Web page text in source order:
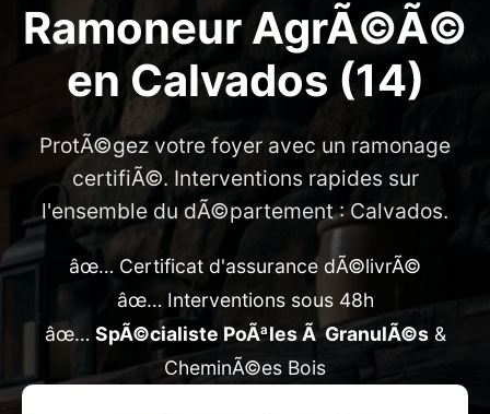
Ramoneur AgrÃ©Ã©
en Calvados (14)
ProtÃ©gez votre foyer avec un ramonage
certifiÃ©. Interventions rapides sur
l'ensemble du dÃ©partement : Calvados.
âœ… Certificat d'assurance dÃ©livrÃ©
âœ… Interventions sous 48h
âœ… SpÃ©cialiste PoÃªles Ã GranulÃ©s&
CheminÃ©es Bois